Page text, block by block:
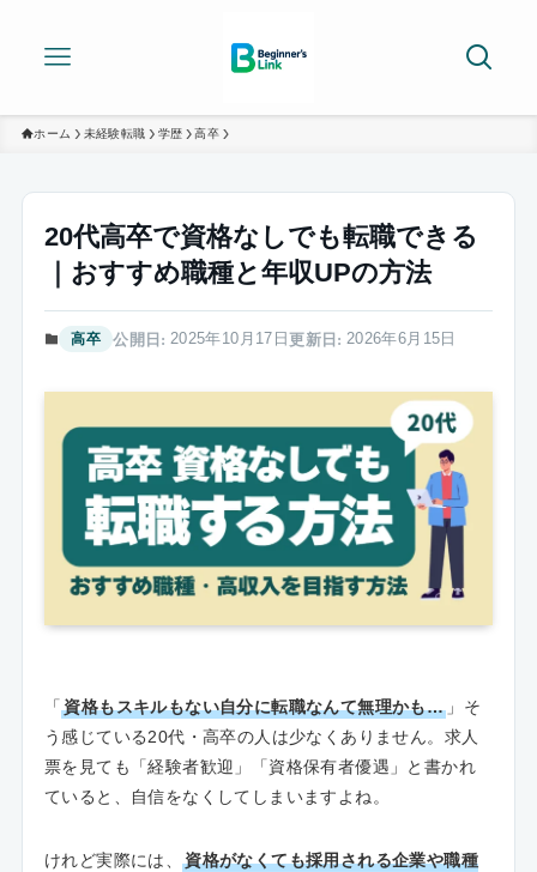
ホーム 未経験転職 学歴 高卒
20代高卒で資格なしでも転職できる
｜おすすめ職種と年収UPの方法
高卒 2025年10月17日 2026年6月15日
「資格もスキルもない自分に転職なんて無理かも… 」そ
う感じている20代・高卒の人は少なくありません。求人
票を見ても「経験者歓迎」「資格保有者優遇」と書かれ
ていると、自信をなくしてしまいますよね。
けれど実際には、資格がなくても採用される企業や職種